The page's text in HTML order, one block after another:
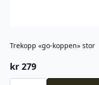
Trekopp «go-koppen» stor
kr 279
Trekopp